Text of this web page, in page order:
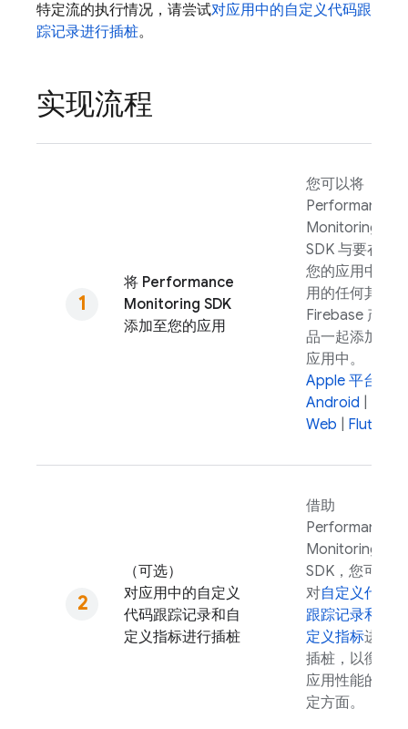
特定流的执行情况，请尝试对应用中的自定义代码跟
踪记录进行插桩。
实现流程
将 Performance
Monitoring SDK
添加至您的应用
您可以将
Performance
Monitoring
SDK 与要在
您的应用中使
用的任何其他
Firebase 产
品一起添加到
应用中。
Apple 平台
Android
Web
Flutter
（可选）
对应用中的自定义
代码跟踪记录和自
定义指标进行插桩
借助
Performance
Monitoring
SDK，您可以
对自定义代码
跟踪记录和自
定义指标进行
插桩，以衡量
应用性能的特
定方面。